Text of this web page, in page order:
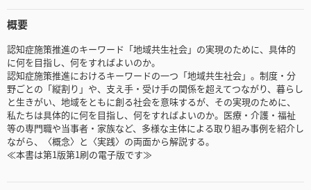
概要
認知症施策推進のキーワード「地域共生社会」の実現のために、具体的
に何を目指し、何をすればよいのか。
認知症施策推進におけるキーワードの一つ「地域共生社会」。制度・分
野ごとの「縦割り」や、支え手・受け手の関係を超えてつながり、暮らし
と生きがい、地域をともに創る社会を意味するが、その実現のために、
私たちは具体的に何を目指し、何をすればよいのか。医療・介護・福祉
等の専門職や当事者・家族など、多様な主体による取り組み事例を紹介し
ながら、〈概念〉と〈実践〉の両面から解説する。
≪本書は第1版第1刷の電子版です≫